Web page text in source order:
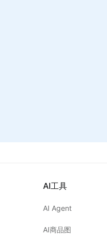
AI工具
AI Agent
AI商品图